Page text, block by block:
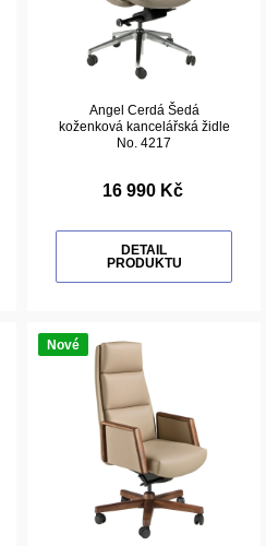
Angel Cerdá Šedá
koženková kancelářská židle
No. 4217
16 990 Kč
DETAIL
PRODUKTU
Nové